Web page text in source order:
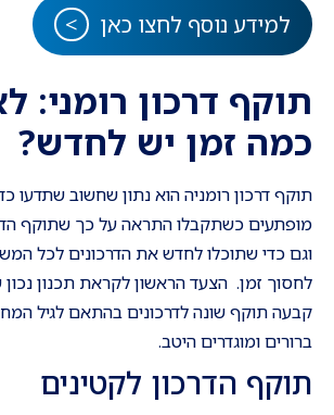
למידע נוסף לחצו כאן
תוקף דרכון רומני:
כמה זמן יש לחדש?
תוקף דרכון רומניה הוא נתון שחשוב שתדעו
מופתעים כשתקבלו התראה על כך שתוקף
וגם כדי שתוכלו לחדש את הדרכונים לכל
לחסוך זמן. הצעד הראשון לקראת תכנון נכון
קבעה תוקף שונה לדרכונים בהתאם לגיל
ברורים ומוגדרים היטב.
תוקף הדרכון לקטינים